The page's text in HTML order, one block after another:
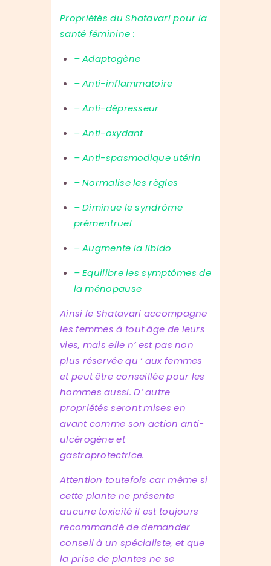
Propriétés du Shatavari pour la
santé féminine :
– Adaptogène
– Anti-inflammatoire
– Anti-dépresseur
– Anti-oxydant
– Anti-spasmodique utérin
– Normalise les règles
– Diminue le syndrôme
prémentruel
– Augmente la libido
– Equilibre les symptômes de
la ménopause
Ainsi le Shatavari accompagne
les femmes à tout âge de leurs
vies, mais elle n’ est pas non
plus réservée qu ‘ aux femmes
et peut être conseillée pour les
hommes aussi. D’ autre
propriétés seront mises en
avant comme son action anti-
ulcérogène et
gastroprotectrice.
Attention toutefois car même si
cette plante ne présente
aucune toxicité il est toujours
recommandé de demander
conseil à un spécialiste, et que
la prise de plantes ne se